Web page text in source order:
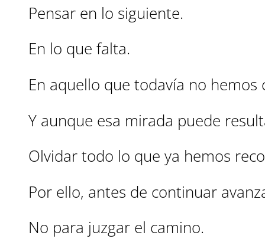
Pensar en lo siguiente.
En lo que falta.
En aquello que todavía no hemos
Y aunque esa mirada puede
Olvidar todo lo que ya hemos
Por ello, antes de continuar
No para juzgar el camino.